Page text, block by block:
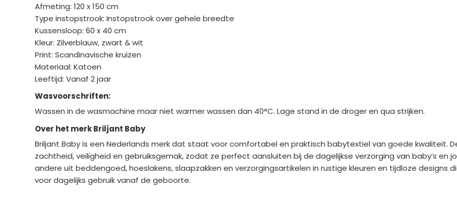
Afmeting: 120 x 150 cm
Type instopstrook: Instopstrook over gehele breedte
Kussensloop: 60 x 40 cm
Kleur: Zilverblauw, zwart & wit
Print: Scandinavische kruizen
Materiaal: Katoen
Leeftijd: Vanaf 2 jaar
Wasvoorschriften:
Wassen in de wasmachine maar niet warmer wassen dan 40°C. Lage stand in de droger en qua strijken.
Over het merk Briljant Baby
Briljant Babyis een Nederlands merk dat staat voor comfortabel en praktisch babytextiel van goede kwaliteit.
zachtheid, veiligheid en gebruiksgemak, zodat ze perfect aansluiten bij de dagelijkse verzorging van baby’s
andere uit beddengoed, hoeslakens, slaapzakken en verzorgingsartikelen in rustige kleuren en tijdloze designs
voor dagelijks gebruik vanaf de geboorte.